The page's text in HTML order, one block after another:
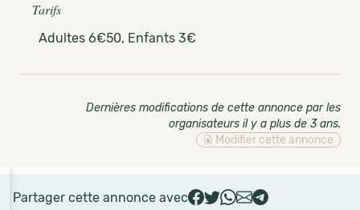
Tarifs
Adultes 6€50, Enfants 3€
Dernières modifications de cette annonce par les
organisateurs il y a plus de 3 ans.
Modifier cette annonce
Partager cette annonce avec